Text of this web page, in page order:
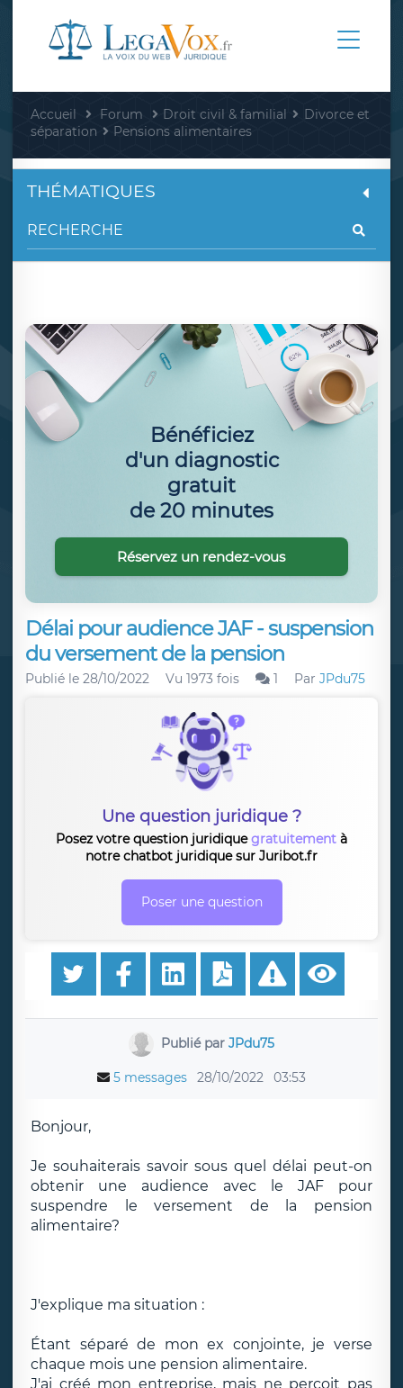
Accueil Forum Droit civil & familial
Divorce et
séparation
Pensions alimentaires
Délai pour audience JAF - suspension
du versement de la pension
Publié le 28/10/2022 Vu 1973 fois 1 Par JPdu75
Une question juridique ?
Posez votre question juridiquegratuitement à
notre chatbot juridique sur Juribot.fr
Poser une question
Publié par JPdu75
5 messages 28/10/2022 03:53
Bonjour,
Je souhaiterais savoir sous quel délai peut-on
obtenir une audience avec le JAF pour
suspendre le versement de la pension
alimentaire?
J'explique ma situation :
Étant séparé de mon ex conjointe, je verse
chaque mois une pension alimentaire.
J'ai créé mon entreprise, mais ne percoit pas
THÉMATIQUES
Bénéficiez
d'un diagnostic
gratuit
de 20 minutes
Réservez un rendez-vous